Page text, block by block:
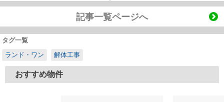
記事一覧ページへ
タグ一覧
ランド・ワン
解体工事
おすすめ物件